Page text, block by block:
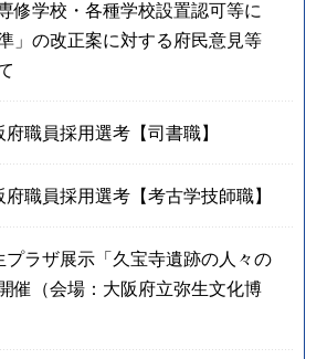
修学校・各種学校設置認可等に
」の改正案に対する府民意見等
職員採用選考【司書職】
職員採用選考【考古学技師職】
プラザ展示「久宝寺遺跡の人々の
催（会場：大阪府立弥生文化博